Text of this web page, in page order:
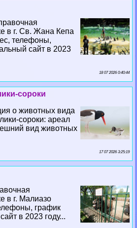
в г. Св. Жана Кепа
телефоны,
сайт в 2023
18 07 2026 0:40:44
сороки
о животных вида
сороки: ареал
вид животных
17 07 2026 3:25:19
в г. Малиазо
график
в 2023 году...